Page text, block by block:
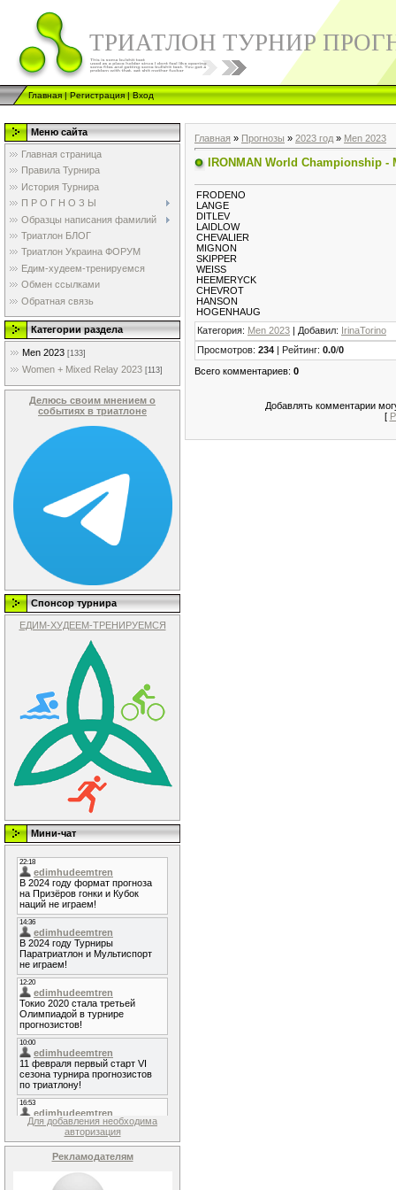
ТРИАТЛОН ТУРНИР
Главная|Регистрация|Вход
Меню сайта
Главная страница
Правила Турнира
История Турнира
П Р О Г Н О З Ы
Образцы написания фамилий
Триатлон БЛОГ
Триатлон Украина ФОРУМ
Едим-худеем-тренируемся
Обмен ссылками
Обратная связь
Категории раздела
Men 2023 [133]
Women + Mixed Relay 2023 [113]
Делюсь своим мнением о
событиях в триатлоне
Спонсор турнира
ЕДИМ-ХУДЕЕМ-ТРЕНИРУЕМСЯ
Мини-чат
Для добавления необходима
авторизация
Рекламодателям
Главная » Прогнозы » 2023 год » Men 2023
IRONMAN World Championship -
FRODENO
LANGE
DITLEV
LAIDLOW
CHEVALIER
MIGNON
SKIPPER
WEISS
HEEMERYCK
CHEVROT
HANSON
HOGENHAUG
Категория: Men 2023 | Добавил: IrinaTorino
Просмотров: 234 | Рейтинг: 0.0/0
Всего комментариев: 0
Добавлять комментарии
[